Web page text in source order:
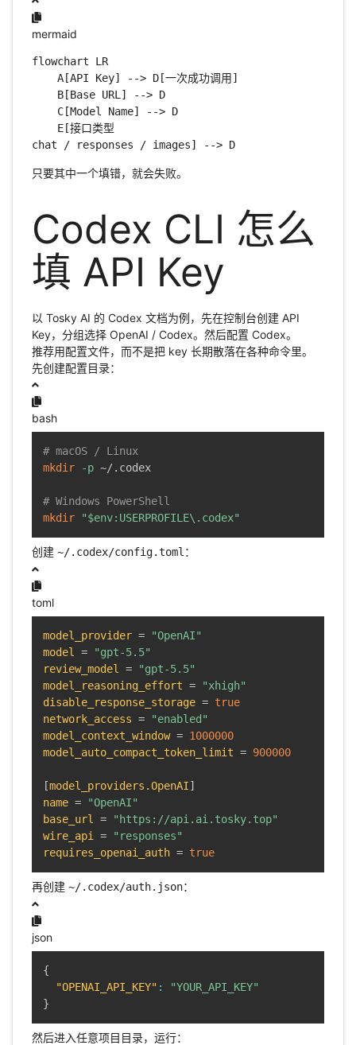
mermaid
flowchart LR
    A[API Key] --> D[一次成功调用]
    B[Base URL] --> D
    C[Model Name] --> D
    E[接口类型
chat / responses / images] --> D
只要其中一个填错，就会失败。
Codex CLI 怎么
填 API Key
以 Tosky AI 的 Codex 文档为例，先在控制台创建 API
Key，分组选择 OpenAI / Codex。然后配置 Codex。
推荐用配置文件，而不是把 key 长期散落在各种命令里。
先创建配置目录：
bash
# macOS / Linux
mkdir
-p ~/.codex
# Windows PowerShell
mkdir
"$env:USERPROFILE\.codex"
创建 ~/.codex/config.toml ：
toml
model_provider =
"OpenAI"
model
=
"gpt-5.5"
review_model
=
"gpt-5.5"
model_reasoning_effort =
"xhigh"
disable_response_storage = true
network_access =
"enabled"
model_context_window = 1000000
model_auto_compact_token_limit = 900000
[model_providers.OpenAI]
name =
"OpenAI"
base_url
=
"https://api.ai.tosky.top"
wire_api
=
"responses"
requires_openai_auth = true
再创建 ~/.codex/auth.json：
json
{
"OPENAI_API_KEY" :
"YOUR_API_KEY"
}
然后进入任意项目目录，运行：